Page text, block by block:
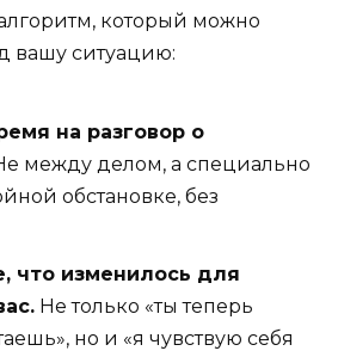
который можно
вашу ситуацию:
на разговор о
между делом, а специально
обстановке, без
что изменилось для
Не только «ты теперь
но и «я чувствую себя